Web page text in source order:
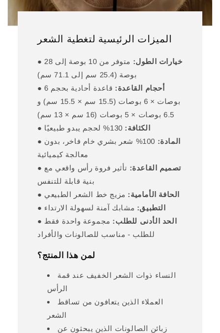
الميزات الرئيسية لتغطية الشعر
● خيارات الطول:
متوفر من 10 بوصة إلى 28
بوصة (25.4 سم إلى 71.1 سم)
●
أحجام القاعدة:
قاعدة أحادية بحجم 6
بوصات × 6 بوصات (15.5 سم × 15.5 سم) و
6.5 بوصات × 5 بوصات (16 سم × 13 سم)
●
الكثافة:
●
المادة:
100% شعر بشري خام فاخر، بدون
معالجة كيميائية
●
تصميم القاعدة: تأثير فروة رأس واقعي مع
بنية قابلة للتنفس
●
الحافة الأمامية: مزيج خط الشعر الطبيعي
●
التطبيق: مشابك آمنة لسهولة الارتداء
●
الحد الأدنى للطلب: مجموعة واحدة فقط
للطلب - مناسب للصالونات والأفراد
لمن هذا المنتج؟
النساء ذوات الشعر الخفيف عند قمة
الرأس
العملاء الذين يتعافون من تساقط
الشعر
زبائن الصالونات الذين يبحثون عن